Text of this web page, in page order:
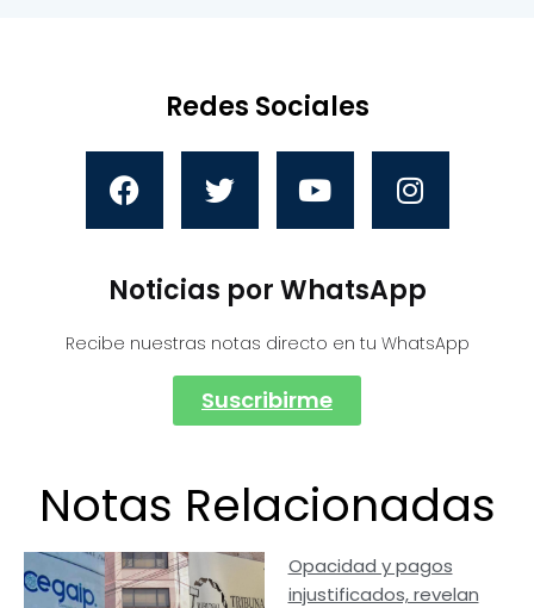
Redes Sociales
Noticias por WhatsApp
Recibe nuestras notas directo en tu WhatsApp
Suscribirme
Notas Relacionadas
Opacidad y pagos
injustificados, revelan